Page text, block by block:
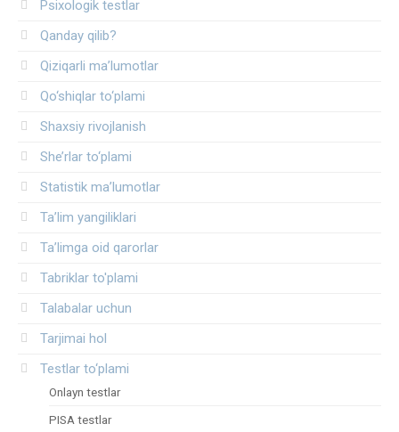
Psixologik testlar
Qanday qilib?
Qiziqarli ma’lumotlar
Qo‘shiqlar to‘plami
Shaxsiy rivojlanish
She’rlar to‘plami
Statistik ma’lumotlar
Ta’lim yangiliklari
Ta’limga oid qarorlar
Tabriklar to'plami
Talabalar uchun
Tarjimai hol
Testlar to‘plami
Onlayn testlar
PISA testlar